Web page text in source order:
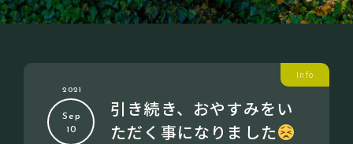
Info
2021
Sep
10
引き続き、おやすみをい
ただく事になりました